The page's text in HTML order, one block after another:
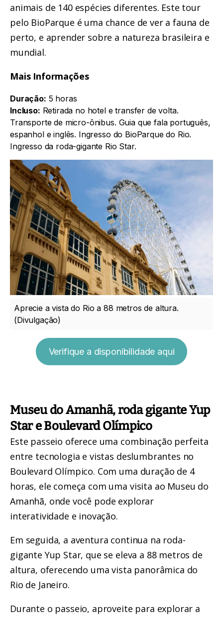
animais de 140 espécies diferentes. Este tour
pelo BioParque é uma chance de ver a fauna de
perto, e aprender sobre a natureza brasileira e
mundial.
Mais Informações
Duração: 5 horas
Incluso: Retirada no hotel e transfer de volta.
Transporte de micro-ônibus. Guia que fala português,
espanhol e inglês. Ingresso do BioParque do Rio.
Ingresso da roda-gigante Rio Star.
Aprecie a vista do Rio a 88 metros de altura.
(Divulgação)
Verifique a disponibilidade aqui
Museu do Amanhã, roda gigante Yup
Star e Boulevard Olímpico
Este passeio oferece uma combinação perfeita
entre tecnologia e vistas deslumbrantes no
Boulevard Olímpico. Com uma duração de 4
horas, ele começa com uma visita ao Museu do
Amanhã, onde você pode explorar
interatividade e inovação.
Em seguida, a aventura continua na roda-
gigante Yup Star, que se eleva a 88 metros de
altura, oferecendo uma vista panorâmica do
Rio de Janeiro.
Durante o passeio, aproveite para explorar a